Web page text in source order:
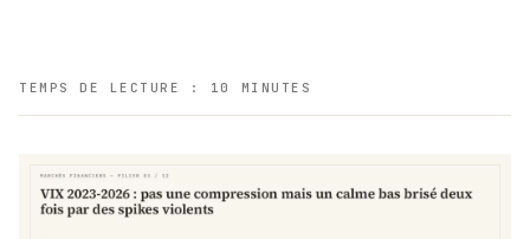
TEMPS DE LECTURE : 10 MINUTES